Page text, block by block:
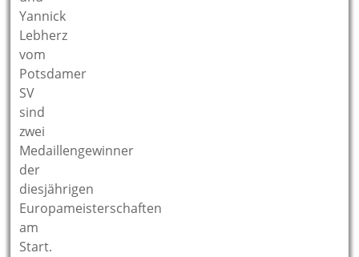
Yannick
Lebherz
vom
Potsdamer
SV
sind
zwei
Medaillengewinner
der
diesjährigen
Europameisterschaften
am
Start.